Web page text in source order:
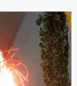
Ngay sau đó,
cáo xác nhận tài
Vinh, lớp 12 Anh
vô địch, mang về
lên đỉnh Olympia
Quang Vinh đã